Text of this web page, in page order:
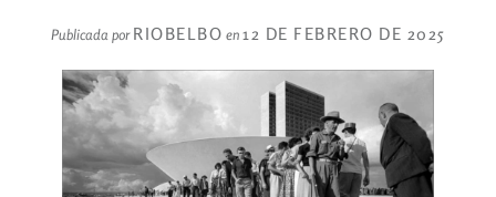
Publicada porRIOBELBO en12 DE FEBRERO DE 2025